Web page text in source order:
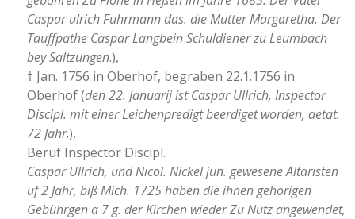
Caspar ulrich Fuhrmann das. die Mutter Margaretha. Der
Tauffpathe Caspar Langbein Schuldiener zu Leumbach
bey Saltzungen.),
† Jan. 1756 in Oberhof, begraben 22.1.1756 in
Oberhof (den 22. Januarij ist Caspar Ullrich, Inspector
Discipl. mit einer Leichenpredigt beerdiget worden, aetat.
72 Jahr.),
Beruf Inspector Discipl.
Caspar Ullrich, und Nicol. Nickel jun. gewesene Altaristen
uf 2 Jahr, biß Mich. 1725 haben die ihnen gehörigen
Gebührgen a 7 g. der Kirchen wieder Zu Nutz angewendet,